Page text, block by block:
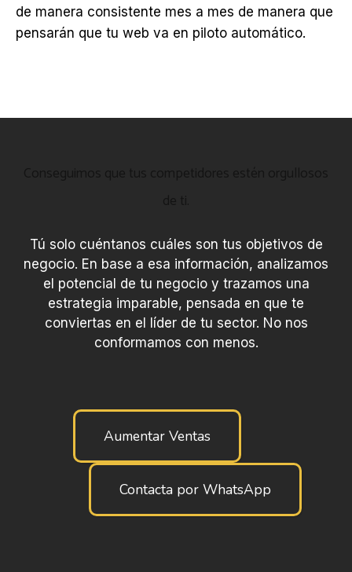
de manera consistente mes a mes de manera que
pensarán que tu web va en piloto automático.
Tú solo cuéntanos cuáles son tus objetivos de
negocio. En base a esa información, analizamos
el potencial de tu negocio y trazamos una
estrategia imparable, pensada en que te
conviertas en el líder de tu sector. No nos
conformamos con menos.
Aumentar Ventas
Contacta por WhatsApp